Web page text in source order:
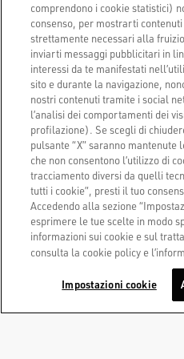
Trova
Golden
Via Privata E. Marelli
Copyright © 2026 -
comprendono i cookie statistici)
consenso, per mostrarti
strettamente necessari alla
inviarti messaggi pubblicitari in
interessi da te manifestati
sito e durante la navigazione,
nostri contenuti tramite i social
l’analisi dei comportamenti dei
profilazione). Se scegli di
pulsante “X” saranno
che non consentono l’utilizzo di
tracciamento diversi da quelli
tutti i cookie”, presti il tuo
Accedendo alla sezione
esprimere le tue scelte in modo
informazioni sui cookie e sul
consulta la cookie policy e
Impostazioni cookie